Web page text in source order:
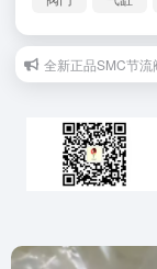
全新正品SMC节